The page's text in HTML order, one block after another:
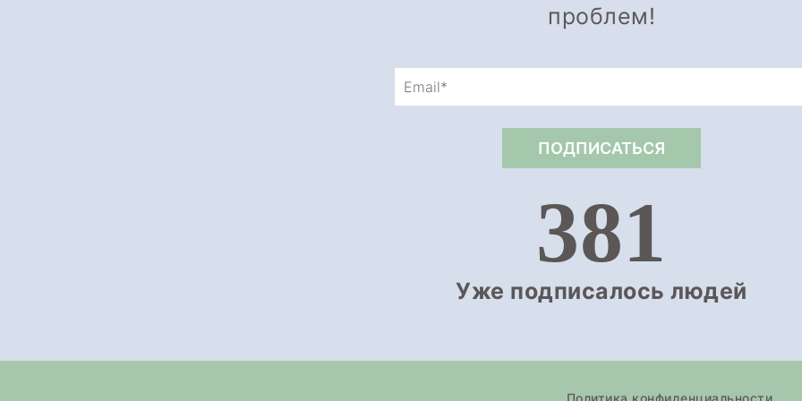
проблем!
381
Уже подписалось людей
Политика конфиденциальности